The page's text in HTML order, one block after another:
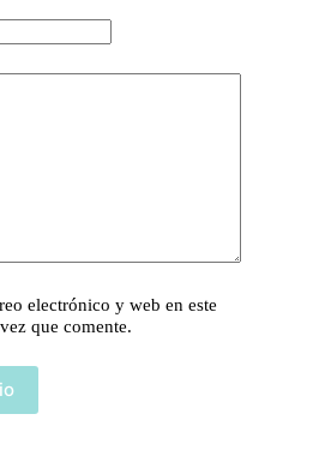
electrónico y web en este
que comente.